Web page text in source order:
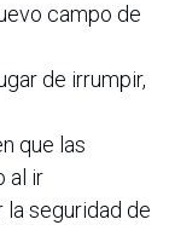
campo de
de irrumpir,
que las
al ir
la seguridad de